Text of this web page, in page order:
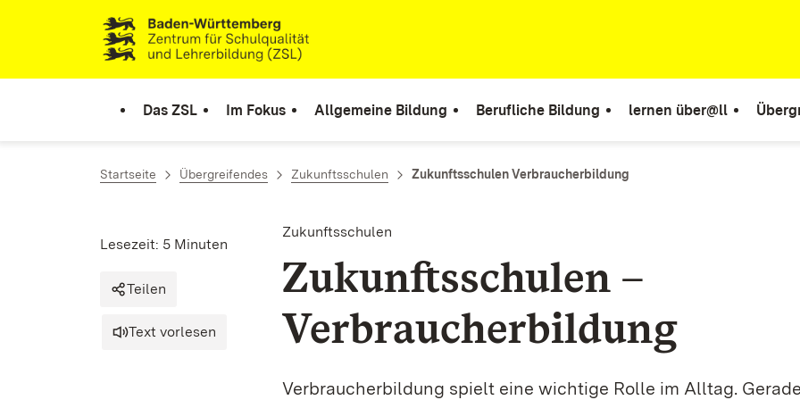
Zum Inhalt springen
Link zur Startseite
Das ZSL Im Fokus Allgemeine Bildung Berufliche Bildung lernen über@ll
Startseite Übergreifendes Zukunftsschulen Zukunftsschulen Verbraucherbildung
Zukunftsschulen
Zukunftsschulen –
Verbraucherbildung
Verbraucherbildung spielt eine wichtige Rolle im Alltag.
Lesezeit: 5 Minuten
Teilen
Text vorlesen